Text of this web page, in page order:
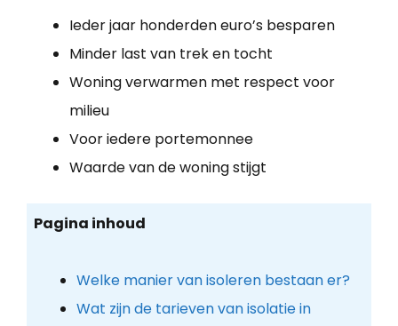
Ieder jaar honderden euro’s besparen
Minder last van trek en tocht
Woning verwarmen met respect voor
milieu
Voor iedere portemonnee
Waarde van de woning stijgt
Pagina inhoud
Welke manier van isoleren bestaan er?
Wat zijn de tarieven van isolatie in